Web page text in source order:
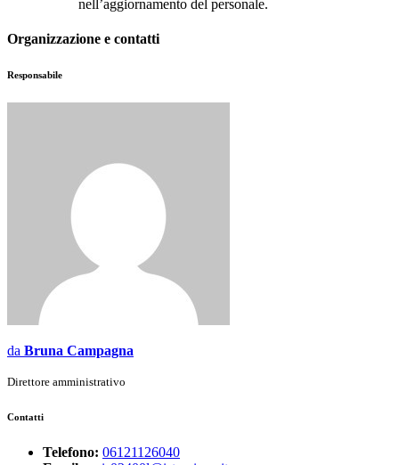
nell’aggiornamento del personale.
Organizzazione e contatti
Responsabile
da Bruna Campagna
Direttore amministrativo
Contatti
Telefono: 06121126040